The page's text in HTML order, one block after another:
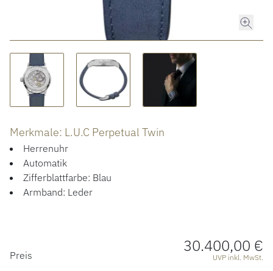
HOCHZEIT
ACCESSOIRES
Merkmale: L.U.C Perpetual Twin
Herrenuhr
Automatik
Zifferblattfarbe: Blau
Armband: Leder
PREISINFORMATIONEN
Preis 30.400,00 €
UVP inkl. MwSt.